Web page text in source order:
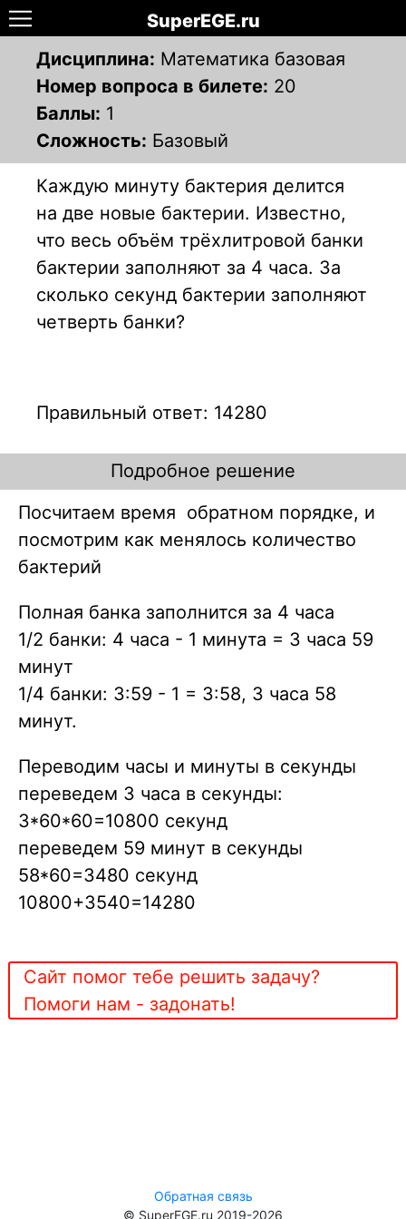
SuperEGE.ru
Дисциплина: Математика базовая
Номер вопроса в билете: 20
Баллы: 1
Сложность: Базовый
Каждую минуту бактерия делится
на две новые бактерии. Известно,
что весь объём трёхлитровой банки
бактерии заполняют за 4 часа. За
сколько секунд бактерии заполняют
четверть банки?
Правильный ответ: 14280
Подробное решение
Посчитаем время обратном порядке, и
посмотрим как менялось количество
бактерий
Полная банка заполнится за 4 часа
1/2 банки: 4 часа - 1 минута = 3 часа 59
минут
1/4 банки: 3:59 - 1 = 3:58, 3 часа 58
минут.
Переводим часы и минуты в секунды
переведем 3 часа в секунды:
3*60*60=10800 секунд
переведем 59 минут в секунды
58*60=3480 секунд
10800+3540=14280
Сайт помог тебе решить задачу?
Помоги нам - задонать!
Обратная связь
© SuperEGE.ru 2019-2026